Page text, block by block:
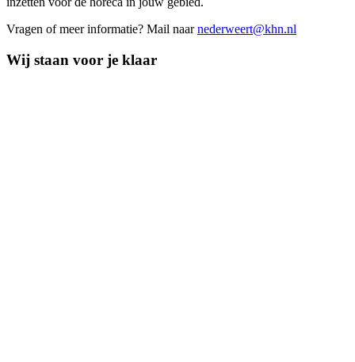
Vragen of meer informatie? Mail naarnederweert@khn.nl
Wij staan voor je klaar